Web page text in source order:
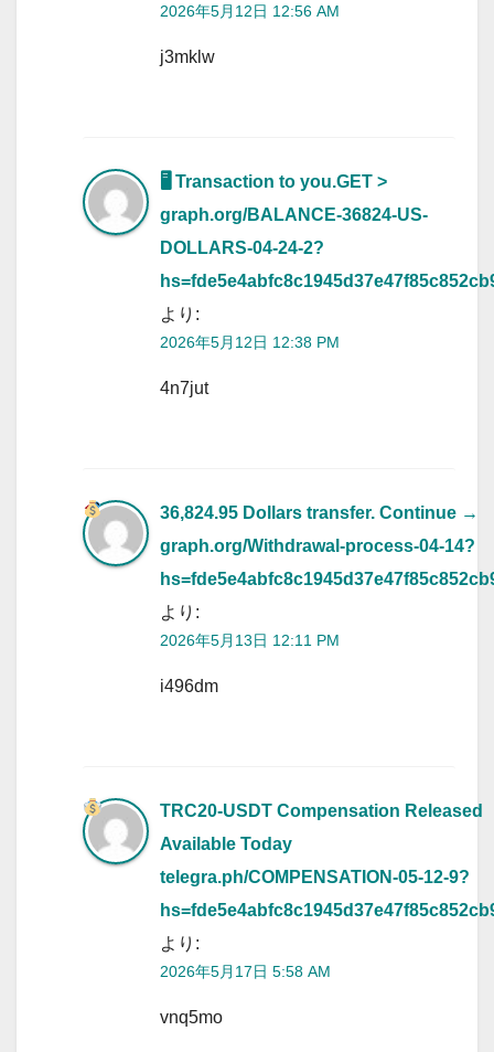
2026年5月12日 12:56 AM
j3mklw
🖥 Transaction to you.GET >
graph.org/BALANCE-36824-US-
DOLLARS-04-24-2?
より:
2026年5月12日 12:38 PM
4n7jut
36,824.95 Dollars transfer. Continue →
graph.org/Withdrawal-process-04-14?
より:
2026年5月13日 12:11 PM
i496dm
TRC20-USDT Compensation Released
Available Today
telegra.ph/COMPENSATION-05-12-9?
より:
2026年5月17日 5:58 AM
vnq5mo